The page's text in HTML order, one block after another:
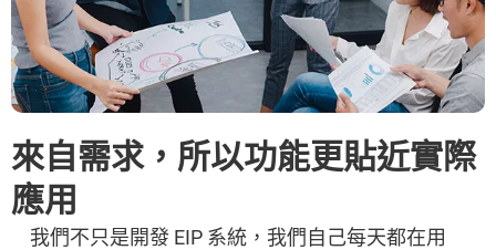
來自需求，所以功能更貼近實際
應用
我們不只是開發 EIP 系統，我們自己每天都在用